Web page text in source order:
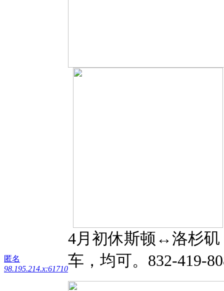
匿名
98.195.214.x:61710
4月初休斯顿↔️洛杉
车，均可。️832-419-